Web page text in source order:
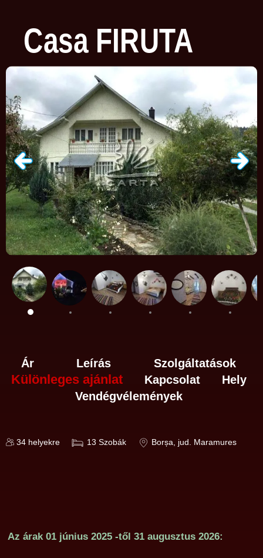
Casa FIRUTA
Ár Leírás Szolgáltatások
Különleges ajánlat Kapcsolat
Hely
Vendégvélemények
34 helyekre 13 Szobák Borșa, jud. Maramures
Az árak 01 június 2025 -től 31 augusztus 2026: